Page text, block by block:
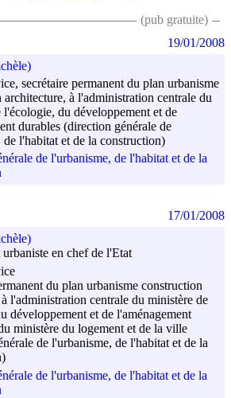
(pub gratuite)
secrétaire permanent du plan urbanisme
architecture, à l'administration centrale du
l'écologie, du développement et de
durables (direction générale de
de l'habitat et de la construction)
de l'urbanisme, de l'habitat et de la
19/01/2008
urbaniste en chef de l'Etat
du plan urbanisme construction
l'administration centrale du ministère de
développement et de l'aménagement
ministère du logement et de la ville
de l'urbanisme, de l'habitat et de la
de l'urbanisme, de l'habitat et de la
17/01/2008